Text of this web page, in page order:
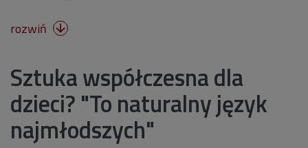
rozwiń 
Sztuka współczesna dla
dzieci? "To naturalny język
najmłodszych"